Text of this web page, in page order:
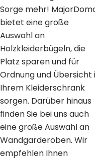
Sorge mehr!
bietet eine große
Auswahl an
Holzkleiderbügeln, die
Platz sparen und für
Ordnung und Übersicht
Ihrem Kleiderschrank
sorgen. Darüber hinaus
finden Sie bei uns auch
eine große Auswahl an
Wandgarderoben. Wir
empfehlen Ihnen